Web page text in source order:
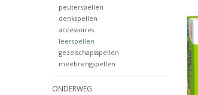
peuterspellen
denkspellen
accessoires
leerspellen
gezelschapsspellen
meebrengspellen
ONDERWEG